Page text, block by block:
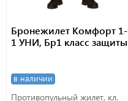
Бронежилет Комфорт 1-
1 УНИ, Бр1 класс защиты
в наличии
Противопульный жилет, кл.